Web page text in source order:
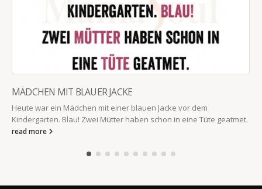
MÄDCHEN MIT BLAUER JACKE
Heute war ein Mädchen mit einer blauen Jacke vor dem
Kindergarten. Blau! Zwei Mütter haben schon in eine Tüte geatmet.
read more